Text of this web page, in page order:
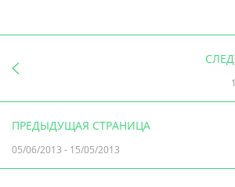
ПРЕДЫДУЩАЯ СТРАНИЦА
05/06/2013 - 15/05/2013